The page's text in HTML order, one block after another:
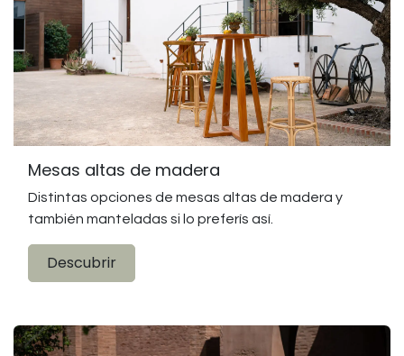
Mesas altas de madera
Distintas opciones de mesas altas de madera y
también manteladas si lo preferís así.
Descubrir